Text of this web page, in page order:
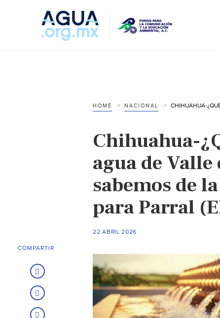
HOME NACIONAL
Chihuahua-
agua de Valle
sabemos de
para Parral
22 ABRIL 2026
COMPARTIR